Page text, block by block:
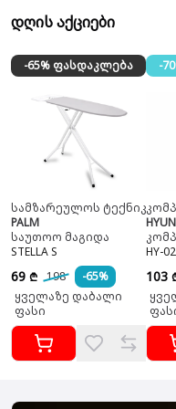
დღის აქციები
-65% ფასდაკლება
სამზარეულოს ტექნიკა
PALM
საუთოო მაგიდა
STELLA S
69 ₾ 198
-65%
ყველაზე დაბალი
ფასი
-
HY-
103